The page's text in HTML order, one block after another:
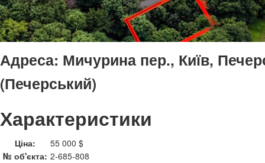
Адреса: Мичурина пер., Київ,
(Печерський)
Характеристики
Ціна:
55 000 $
№ об'єкта: 2-685-808